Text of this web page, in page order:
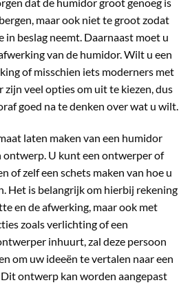
maar ook niet te groot zodat
beslag neemt. Daarnaast moet u
van de humidor. Wilt u een
of misschien iets moderners met
zijn veel opties om uit te kiezen, dus
goed na te denken over wat u wilt.
laten maken van een humidor
ontwerp. U kunt een ontwerper of
of zelf een schets maken van hoe u
Het is belangrijk om hierbij rekening
en de afwerking, maar ook met
zoals verlichting of een
inhuurt, zal deze persoon
om uw ideeën te vertalen naar een
ontwerp kan worden aangepast